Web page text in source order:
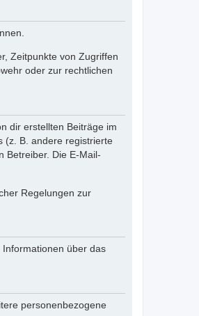
Zeitpunkte von Zugriffen
oder zur rechtlichen
dir erstellten Beiträge im
(z. B. andere registrierte
Betreiber. Die E-Mail-
Regelungen zur
über das
personenbezogene